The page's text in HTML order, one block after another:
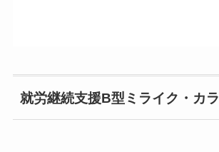
就労継続支援B型ミライク・カラ